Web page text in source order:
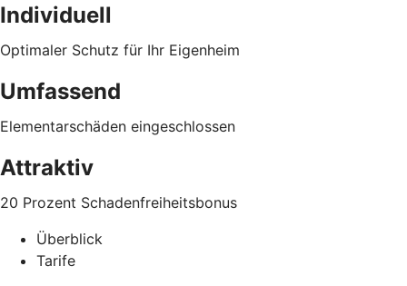
Individuell
Optimaler Schutz für Ihr Eigenheim
Umfassend
Elementarschäden eingeschlossen
Attraktiv
20 Prozent Schadenfreiheitsbonus
Überblick
Tarife